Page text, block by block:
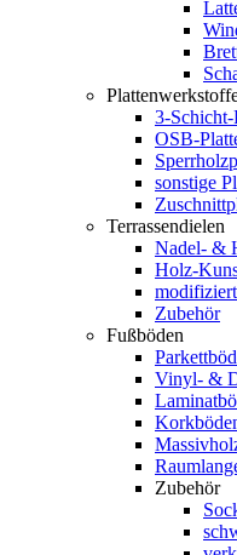
3-Schicht-
OSB-
sonstige
Terrassendielen
Nadel- &
Holz-
Zubehör
Fußböden
Vinyl- &
Zubehör